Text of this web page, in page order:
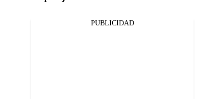
PUBLICIDAD